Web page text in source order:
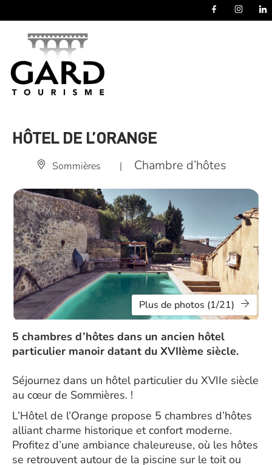
HÔTEL DE L’ORANGE
Sommières | Chambre d’hôtes
Plus de photos (1/21)
5 chambres d’hôtes dans un ancien hôtel
particulier manoir datant du XVIIème siècle.
Séjournez dans un hôtel particulier du XVIIe siècle
au cœur de Sommières. !
L’Hôtel de l’Orange propose 5 chambres d’hôtes
alliant charme historique et confort moderne.
Profitez d’une ambiance chaleureuse, où les hôtes
se retrouvent autour de la piscine sur le toit ou